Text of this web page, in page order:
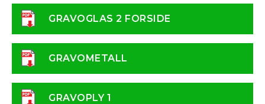
GRAVOGLAS 2 FORSIDE
GRAVOMETALL
GRAVOPLY 1